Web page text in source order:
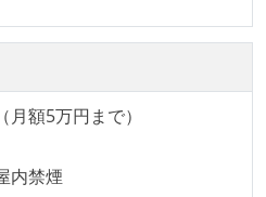
ansible
ードに単体テストを記述、実
れテストを記述、実施してい
額5万円まで）
内禁煙